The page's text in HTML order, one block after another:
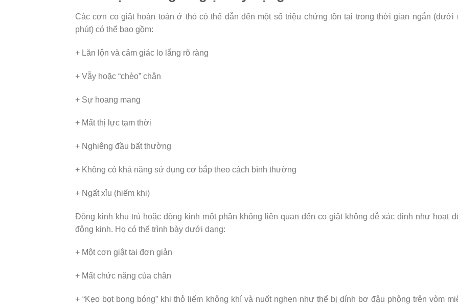
Các cơn co giật hoàn toàn ở thỏ có thể dẫn đến một số triệu chứng tồn tại trong thời gian ngắn (dưới
phút) có thể bao gồm:
+ Lăn lộn và cảm giác lo lắng rõ ràng
+ Vẫy hoặc “chèo” chân
+ Sự hoang mang
+ Mất thị lực tạm thời
+ Nghiêng đầu bất thường
+ Không có khả năng sử dụng cơ bắp theo cách bình thường
+ Ngất xỉu (hiếm khi)
Động kinh khu trú hoặc động kinh một phần không liên quan đến co giật không dễ xác định như hoạt
động kinh. Họ có thể trình bày dưới dạng:
+ Một cơn giật tai đơn giản
+ Mất chức năng của chân
+ “Kẹo bọt bong bóng” khi thỏ liếm không khí và nuốt nghẹn như thể bị dính bơ đậu phộng trên vòm